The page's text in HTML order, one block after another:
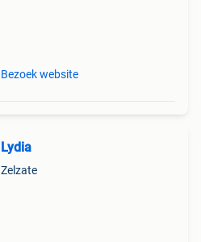
Bezoek website
Lydia
Zelzate